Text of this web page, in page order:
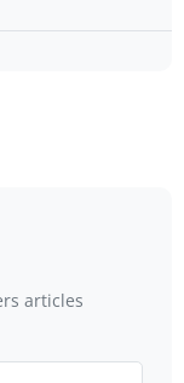
articles